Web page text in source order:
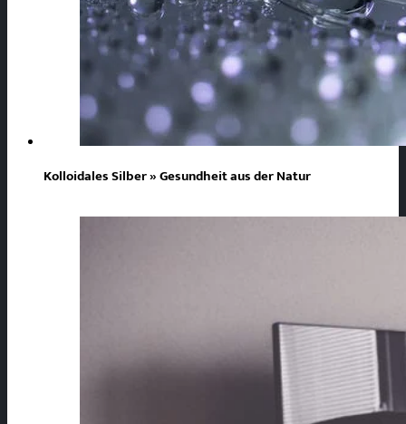
Kolloidales Silber » Gesundheit aus der Natur